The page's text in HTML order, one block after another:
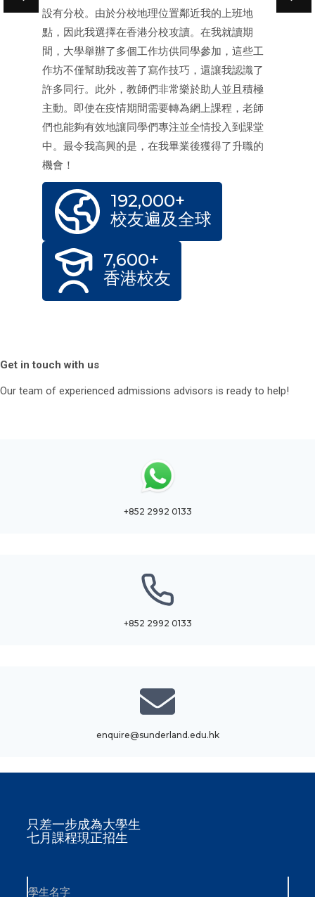
設有分校。由於分校地理位置鄰近我的上班地
點，因此我選擇在香港分校攻讀。在我就讀期
間，大學舉辦了多個工作坊供同學參加，這些工
作坊不僅幫助我改善了寫作技巧，還讓我認識了
許多同行。此外，教師們非常樂於助人並且積極
主動。即使在疫情期間需要轉為網上課程，老師
們也能夠有效地讓同學們專注並全情投入到課堂
中。最令我高興的是，在我畢業後獲得了升職的
機會！
192,000+
校友遍及全球
7,600+
香港校友
Get in touch with us
Our team of experienced admissions advisors is ready to help!
+852 2992 0133
+852 2992 0133
enquire@sunderland.edu.hk
只差一步成為大學生
七月課程現正招生